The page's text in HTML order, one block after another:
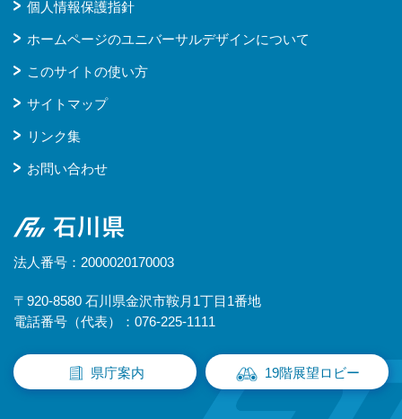
個人情報保護指針
ホームページのユニバーサルデザインについて
このサイトの使い方
サイトマップ
リンク集
お問い合わせ
石川県
法人番号：2000020170003
〒920-8580 石川県金沢市鞍月1丁目1番地
電話番号（代表）：076-225-1111
県庁案内 19階展望ロビー